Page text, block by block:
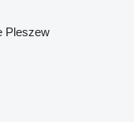
Pleszew